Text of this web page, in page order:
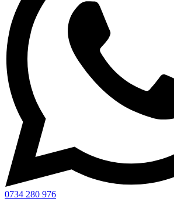
0734 280 976